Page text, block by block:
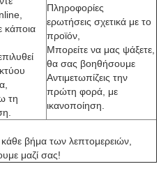
κάποια
τη
Πληροφορίες
ερωτήσεις σχετικά με το
προϊόν,
Μπορείτε να μας ψάξετε,
θα σας βοηθήσουμε
Αντιμετωπίζεις την
πρώτη φορά, με
ικανοποίηση.
βήμα των λεπτομερειών,
μαζί σας!